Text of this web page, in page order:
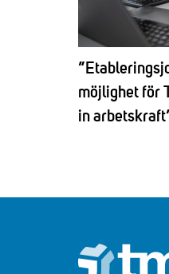
möjlighet för
in